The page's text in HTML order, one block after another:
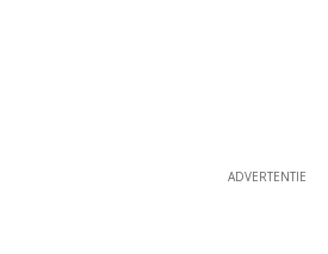
ADVERTENTIE